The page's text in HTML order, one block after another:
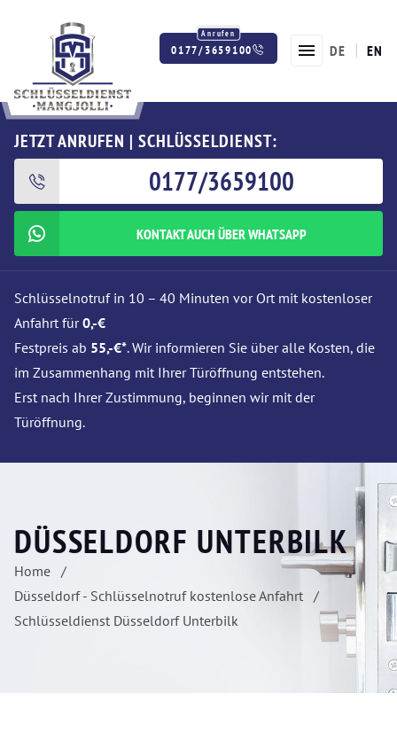
0177/3659100 DE EN
JETZT ANRUFEN | SCHLÜSSELDIENST:
0177/3659100
KONTAKT AUCH ÜBER WHATSAPP
Schlüsselnotruf in 10 – 40 Minuten vor Ort mit kostenloser
Anfahrt für0,-€
Festpreis ab 55,-€*. Wir informieren Sie über alle Kosten, die
im Zusammenhang mit Ihrer Türöffnung entstehen.
Erst nach Ihrer Zustimmung, beginnen wir mit der
Türöffnung.
DÜSSELDORF UNTERBILK
Home
Düsseldorf - Schlüsselnotruf kostenlose Anfahrt
Schlüsseldienst Düsseldorf Unterbilk